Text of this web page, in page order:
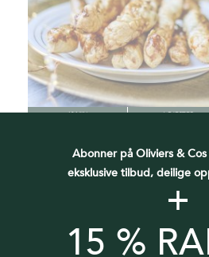
Abonner på Oliviers &
eksklusive tilbud, deilige
+
15 %
10 MIN 6 GJESTER
TVINNET